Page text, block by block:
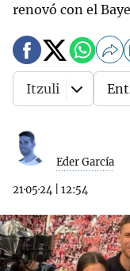
renovó con el
Eder García
21·05·24 12:54
Itzuli